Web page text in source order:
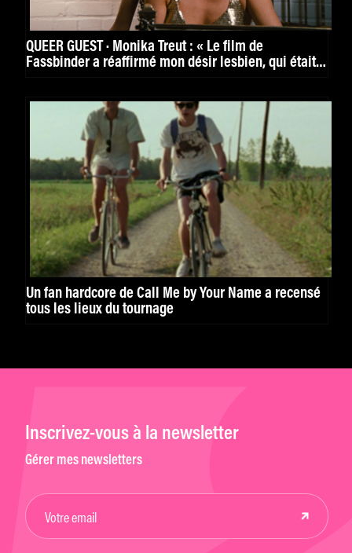
QUEER GUEST · Monika Treut : « Le film de
Fassbinder a réaffirmé mon désir lesbien, qui était
Un fan hardcore de Call Me by Your Name a recensé
tous les lieux du tournage
Inscrivez-vous à la newsletter
Gérer mes newsletters